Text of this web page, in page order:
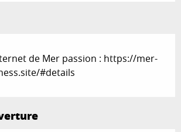
de Mer passion : https://mer-
#details